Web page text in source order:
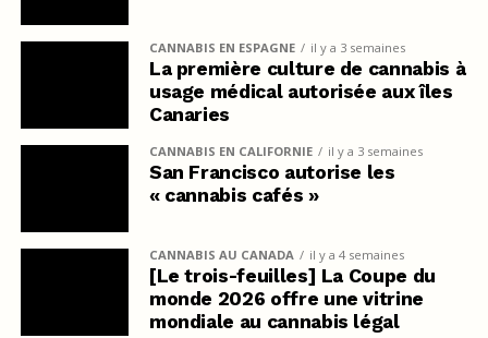
CANNABIS EN ESPAGNE il y a 3 semaines
La première culture de cannabis à
usage médical autorisée aux îles
Canaries
CANNABIS EN CALIFORNIE il y a 3 semaines
San Francisco autorise les
« cannabis cafés »
CANNABIS AU CANADA il y a 4 semaines
[Le trois-feuilles] La Coupe du
monde 2026 offre une vitrine
mondiale au cannabis légal